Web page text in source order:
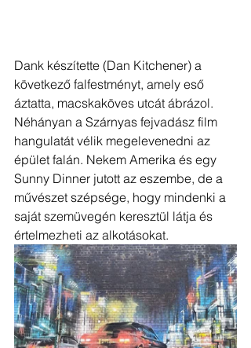
Dank készítette (Dan Kitchener) a
következő falfestményt, amely eső
áztatta, macskaköves utcát ábrázol.
Néhányan a Szárnyas fejvadász film
hangulatát vélik megelevenedni az
épület falán. Nekem Amerika és egy
Sunny Dinner jutott az eszembe, de a
művészet szépsége, hogy mindenki a
saját szemüvegén keresztül látja és
értelmezheti az alkotásokat.